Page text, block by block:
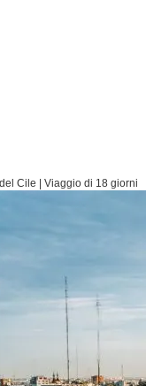
Cile | Viaggio di 18 giorni